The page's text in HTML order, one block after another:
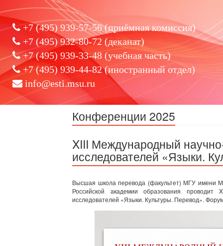
+7 (495) 939-57-56(приёмная комиссия)
+7 (495) 932-80-72 (деканат)
+7 (495) 939-33-48 (учебная часть)
+7 (495) 939-44-82 (иностранный отдел)
info@esti.msu.ru
Конференции 2025
XIII Международный
исследователей «Языки.
Высшая школа перевода (факультет) МГУ имени
Российской академии образования
исследователей «Языки. Культуры. Перевод».